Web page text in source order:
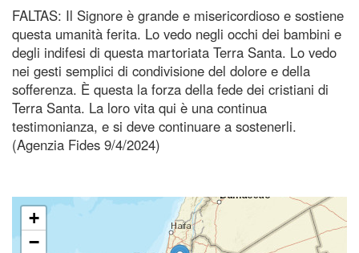
FALTAS: Il Signore è grande e misericordioso e sostiene
questa umanità ferita. Lo vedo negli occhi dei bambini e
degli indifesi di questa martoriata Terra Santa. Lo vedo
nei gesti semplici di condivisione del dolore e della
sofferenza. È questa la forza della fede dei cristiani di
Terra Santa. La loro vita qui è una continua
testimonianza, e si deve continuare a sostenerli.
(Agenzia Fides 9/4/2024)
+
−